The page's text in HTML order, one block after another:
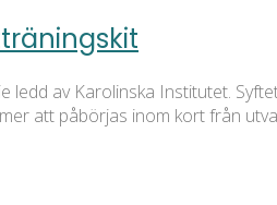
av Karolinska Institutet.
att påbörjas inom kort från